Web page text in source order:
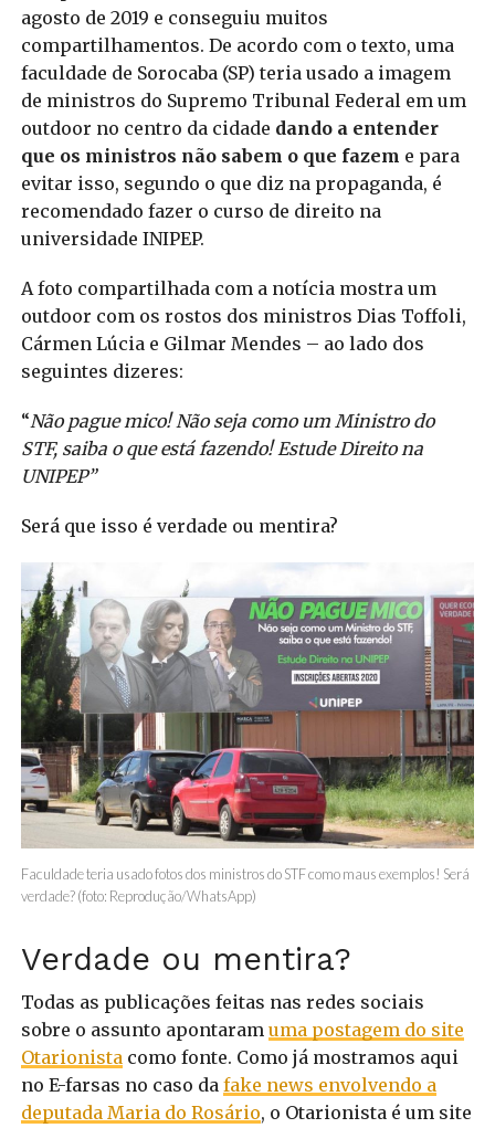
agosto de 2019 e conseguiu muitos
compartilhamentos. De acordo com o texto, uma
faculdade de Sorocaba (SP) teria usado a imagem
de ministros do Supremo Tribunal Federal em um
outdoor no centro da cidade dando a entender
que os ministros não sabem o que fazem e para
evitar isso, segundo o que diz na propaganda, é
recomendado fazer o curso de direito na
universidade INIPEP.
A foto compartilhada com a notícia mostra um
outdoor com os rostos dos ministros Dias Toffoli,
Cármen Lúcia e Gilmar Mendes – ao lado dos
seguintes dizeres:
“Não pague mico! Não seja como um Ministro do
STF, saiba o que está fazendo! Estude Direito na
UNIPEP”
Será que isso é verdade ou mentira?
Faculdade teria usado fotos dos ministros do STF como maus exemplos! Será
verdade? (foto: Reprodução/WhatsApp)
Verdade ou mentira?
Todas as publicações feitas nas redes sociais
sobre o assunto apontaram uma postagem do site
Otarionistacomo fonte. Como já mostramos aqui
no E-farsas no caso da fake news envolvendo a
deputada Maria do Rosário, o Otarionista é um site